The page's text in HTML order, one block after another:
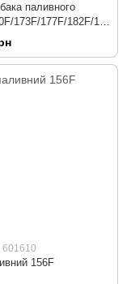
паливного
173F/177F/182F/188
601610
156F